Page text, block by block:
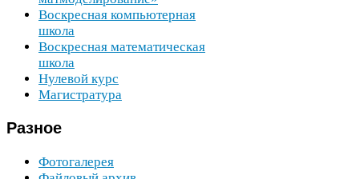
Воскресная компьютерная
школа
Воскресная математическая
школа
Нулевой курс
Магистратура
Разное
Фотогалерея